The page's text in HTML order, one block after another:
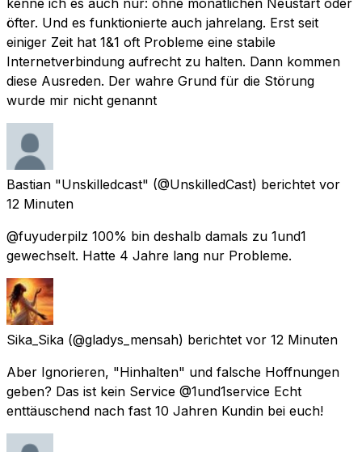
öfter. Und es funktionierte auch jahrelang. Erst seit
einiger Zeit hat 1&1 oft Probleme eine stabile
Internetverbindung aufrecht zu halten. Dann kommen
diese Ausreden. Der wahre Grund für die Störung
wurde mir nicht genannt
Bastian "Unskilledcast" (@UnskilledCast) berichtet vor
12 Minuten
@fuyuderpilz 100% bin deshalb damals zu 1und1
gewechselt. Hatte 4 Jahre lang nur Probleme.
Sika_Sika (@gladys_mensah) berichtet vor 12 Minuten
Aber Ignorieren, "Hinhalten" und falsche Hoffnungen
geben? Das ist kein Service @1und1service Echt
enttäuschend nach fast 10 Jahren Kundin bei euch!